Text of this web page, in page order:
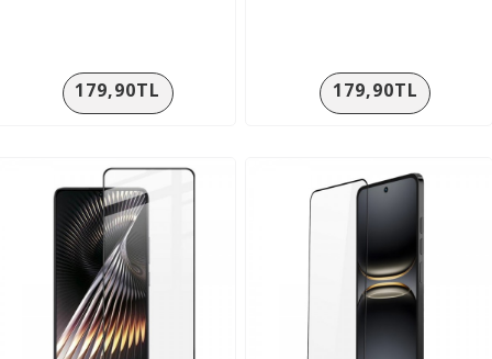
179,90TL 179,90TL